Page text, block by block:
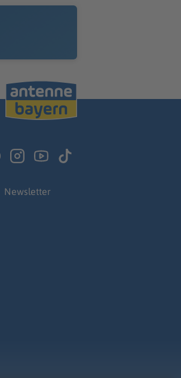
Newsletter